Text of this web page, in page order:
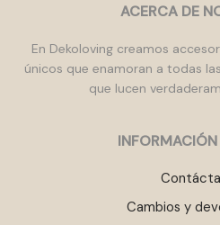
ACERCA DE
En Dekoloving creamos
únicos que enamoran a todas
que lucen
Cambios y